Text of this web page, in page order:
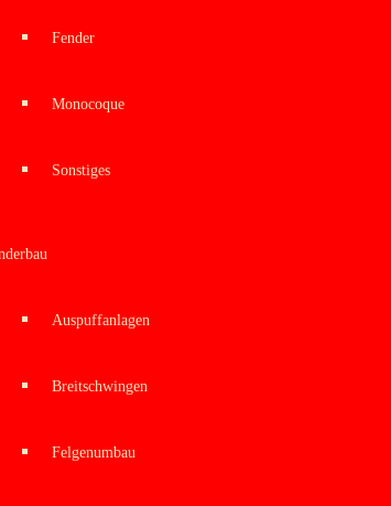
Fender
Monocoque
Sonstiges
Auspuffanlagen
Breitschwingen
Felgenumbau